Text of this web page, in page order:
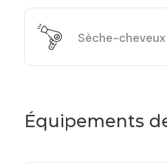
Sèche-cheveux
Équipements